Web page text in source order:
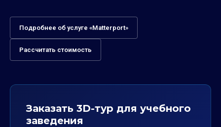
Подробнее об услуге «Matterport»
Рассчитать стоимость
Заказать 3D-тур для учебного
заведения